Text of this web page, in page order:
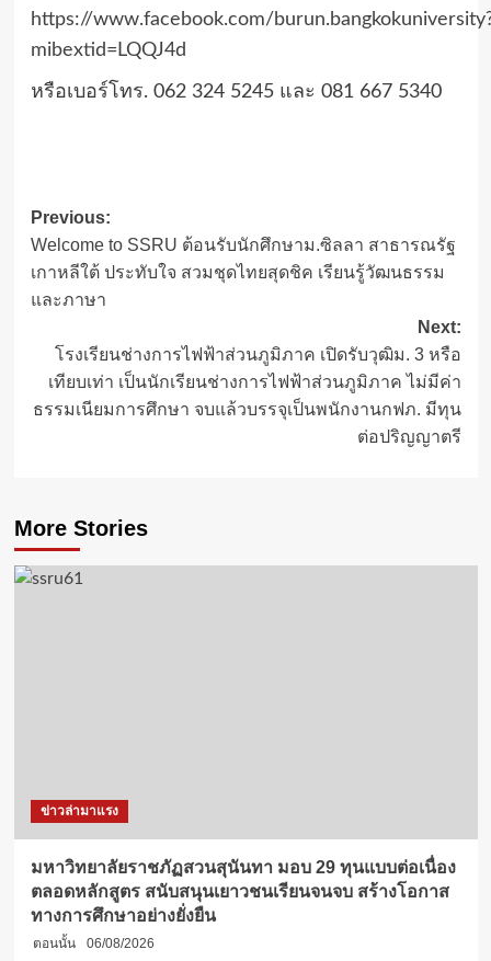
https://www.facebook.com/
mibextid=LQQJ4d
หรือเบอร์โทร. 062 324 5245 และ 081 667 5340
Post
navigation
Previous:
Welcome to SSRU ต้อนรับนักศึกษาม.ซิลลา สาธารณรัฐ
เกาหลีใต้ ประทับใจ สวมชุดไทยสุดชิค เรียนรู้วัฒนธรรม
และภาษา
Next:
โรงเรียนช่างการไฟฟ้าส่วนภูมิภาค เปิดรับวุฒิม. 3 หรือ
เทียบเท่า เป็นนักเรียนช่างการไฟฟ้าส่วนภูมิภาค ไม่มีค่า
ธรรมเนียมการศึกษา จบแล้วบรรจุเป็นพนักงานกฟภ. มีทุน
ต่อปริญญาตรี
More Stories
ข่าวล่ามาแรง
มหาวิทยาลัยราชภัฏสวนสุนันทา มอบ 29 ทุนแบบต่อเนื่อง
ตลอดหลักสูตร สนับสนุนเยาวชนเรียนจนจบ สร้างโอกาส
ทางการศึกษาอย่างยั่งยืน
ตอนนั้น 06/08/2026